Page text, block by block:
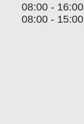
08:00 - 16:00
08:00 - 15:00